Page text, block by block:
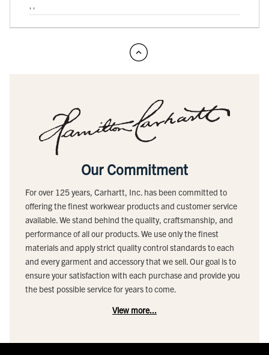
, ,
Our Commitment
For over 125 years, Carhartt, Inc. has been committed to
offering the finest workwear products and customer service
available. We stand behind the quality, craftsmanship, and
performance of all our products. We use only the finest
materials and apply strict quality control standards to each
and every garment and accessory that we sell. Our goal is to
ensure your satisfaction with each purchase and provide you
the best possible service for years to come.
View more...